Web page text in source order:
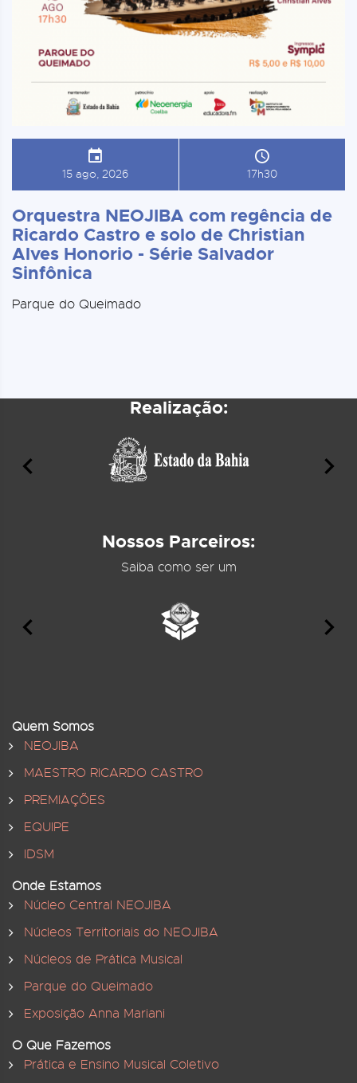
15 ago, 2026 17h30
Orquestra NEOJIBA com regência de
Ricardo Castro e solo de Christian
Alves Honorio - Série Salvador
Sinfônica
Parque do Queimado
Realização:
Nossos Parceiros:
Saiba como ser um
Quem Somos
NEOJIBA
MAESTRO RICARDO CASTRO
PREMIAÇÕES
EQUIPE
IDSM
Onde Estamos
Núcleo Central NEOJIBA
Núcleos Territoriais do NEOJIBA
Núcleos de Prática Musical
Parque do Queimado
Exposição Anna Mariani
O Que Fazemos
Prática e Ensino Musical Coletivo